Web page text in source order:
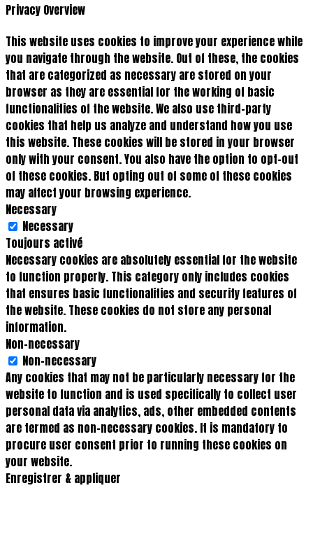
Privacy Overview
This website uses cookies to improve your experience while
you navigate through the website. Out of these, the cookies
that are categorized as necessary are stored on your
browser as they are essential for the working of basic
functionalities of the website. We also use third-party
cookies that help us analyze and understand how you use
this website. These cookies will be stored in your browser
only with your consent. You also have the option to opt-out
of these cookies. But opting out of some of these cookies
may affect your browsing experience.
Necessary
Necessary
Toujours activé
Necessary cookies are absolutely essential for the website
to function properly. This category only includes cookies
that ensures basic functionalities and security features of
the website. These cookies do not store any personal
information.
Non-necessary
Non-necessary
Any cookies that may not be particularly necessary for the
website to function and is used specifically to collect user
personal data via analytics, ads, other embedded contents
are termed as non-necessary cookies. It is mandatory to
procure user consent prior to running these cookies on
your website.
Enregistrer & appliquer